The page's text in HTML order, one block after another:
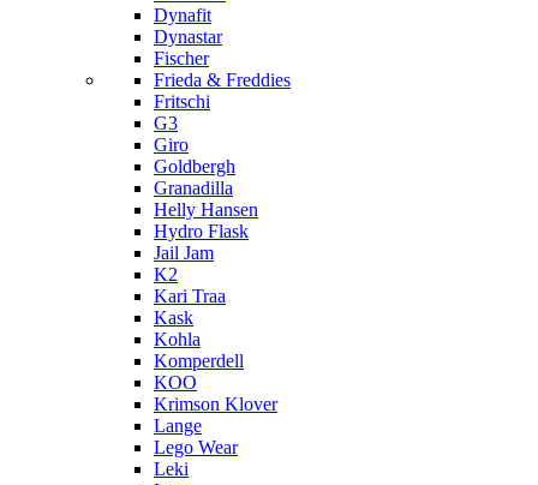
Dynafit
Dynastar
Fischer
Frieda & Freddies
Fritschi
G3
Giro
Goldbergh
Granadilla
Helly Hansen
Hydro Flask
Jail Jam
K2
Kari Traa
Kask
Kohla
Komperdell
KOO
Krimson Klover
Lange
Lego Wear
Leki